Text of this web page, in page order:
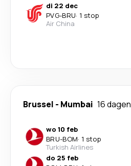
di 22 dec
PVG-BRU· 1 stop
Air China
Brussel - Mumbai 16 dagen
wo 10 feb
BRU-BOM· 1 stop
Turkish Airlines
do 25 feb